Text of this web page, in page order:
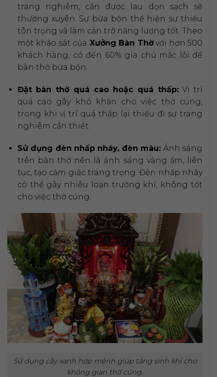
trang nghiêm, cần được lau dọn sạch sẽ
thường xuyên. Sự bừa bộn thể hiện sự thiếu
tôn trọng và làm cản trở năng lượng tốt. Theo
một khảo sát của Xưởng Bàn Thờvới hơn 500
khách hàng, có đến 60% gia chủ mắc lỗi để
bàn thờ bừa bộn.
Đặt bàn thờ quá cao hoặc quá thấp:Vị trí
quá cao gây khó khăn cho việc thờ cúng,
trong khi vị trí quá thấp lại thiếu đi sự trang
nghiêm cần thiết.
Sử dụng đèn nhấp nháy, đèn màu: Ánh sáng
trên bàn thờ nên là ánh sáng vàng ấm, liên
tục, tạo cảm giác trang trọng. Đèn nhấp nháy
có thể gây nhiễu loạn trường khí, không tốt
cho việc thờ cúng.
Sử dụng cây xanh hợp mệnh giúp tăng sinh khí cho
không gian thờ cúng.